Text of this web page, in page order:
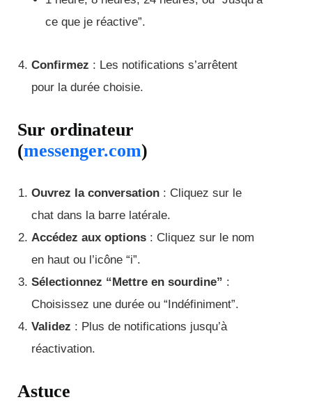
ce que je réactive”.
Confirmez : Les notifications s’arrêtent
pour la durée choisie.
Sur ordinateur
(messenger.com)
Ouvrez la conversation : Cliquez sur le
chat dans la barre latérale.
Accédez aux options : Cliquez sur le nom
en haut ou l’icône “i”.
Sélectionnez “Mettre en sourdine” :
Choisissez une durée ou “Indéfiniment”.
Validez : Plus de notifications jusqu’à
réactivation.
Astuce